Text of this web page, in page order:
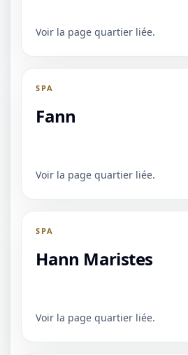
Voir la page quartier liée.
SPA
Fann
Voir la page quartier liée.
SPA
Hann Maristes
Voir la page quartier liée.